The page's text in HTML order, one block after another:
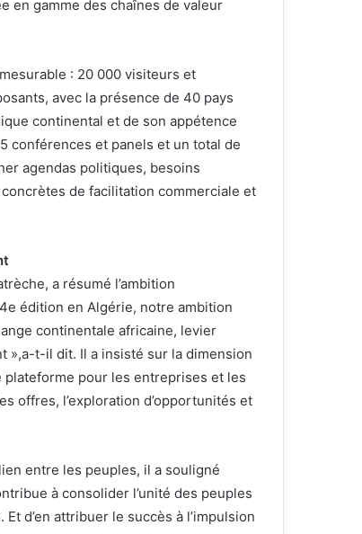
en gamme des chaînes de valeur
: 20 000 visiteurs et
avec la présence de 40 pays
continental et de son appétence
conférences et panels et un total de
agendas politiques, besoins
de facilitation commerciale et
a résumé l’ambition
édition en Algérie, notre ambition
continentale africaine, levier
»,a-t-il dit. Il a insisté sur la dimension
pour les entreprises et les
offres, l’exploration d’opportunités et
entre les peuples, il a souligné
à consolider l’unité des peuples
d’en attribuer le succès à l’impulsion